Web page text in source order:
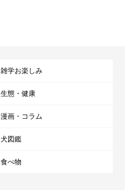
雑学お楽しみ
生態・健康
漫画・コラム
犬図鑑
食べ物